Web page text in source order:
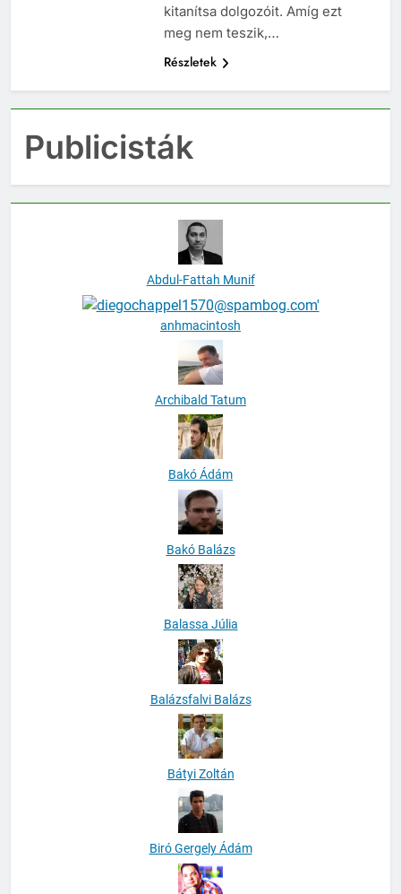
kitanítsa dolgozóit. Amíg ezt
meg nem teszik,…
Részletek
Publicisták
Abdul-Fattah Munif
anhmacintosh
Archibald Tatum
Bakó Ádám
Bakó Balázs
Balassa Júlia
Balázsfalvi Balázs
Bátyi Zoltán
Biró Gergely Ádám